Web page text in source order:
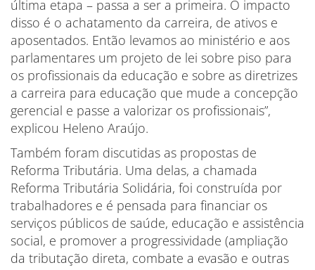
última etapa – passa a ser a primeira. O impacto
disso é o achatamento da carreira, de ativos e
aposentados. Então levamos ao ministério e aos
parlamentares um projeto de lei sobre piso para
os profissionais da educação e sobre as diretrizes
a carreira para educação que mude a concepção
gerencial e passe a valorizar os profissionais”,
explicou Heleno Araújo.
Também foram discutidas as propostas de
Reforma Tributária. Uma delas, a chamada
Reforma Tributária Solidária, foi construída por
trabalhadores e é pensada para financiar os
serviços públicos de saúde, educação e assistência
social, e promover a progressividade (ampliação
da tributação direta, combate a evasão e outras